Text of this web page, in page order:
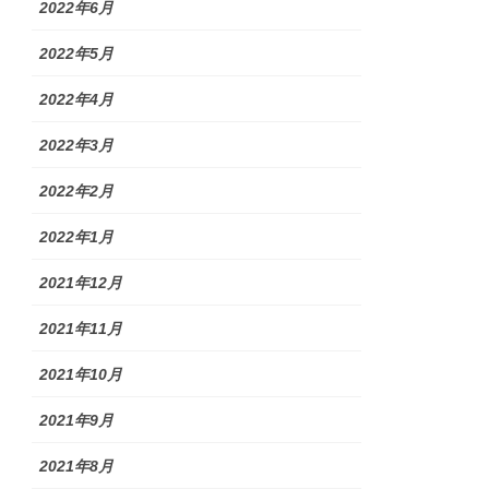
2022年6月
2022年5月
2022年4月
2022年3月
2022年2月
2022年1月
2021年12月
2021年11月
2021年10月
2021年9月
2021年8月